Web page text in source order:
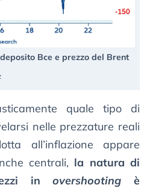
Bce e prezzo del Brent
quale tipo di
nelle prezzature reali
all’inflazione appare
centrali, la natura di
inovershooting è